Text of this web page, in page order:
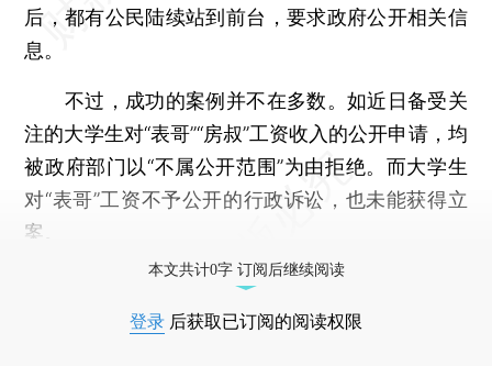
后，都有公民陆续站到前台，要求政府公开相关信
息。
不过，成功的案例并不在多数。如近日备受关
注的大学生对“表哥”“房叔”工资收入的公开申请，均
被政府部门以“不属公开范围”为由拒绝。而大学生
对“表哥”工资不予公开的行政诉讼，也未能获得立
案。
本文共计0字 订阅后继续阅读
登录 后获取已订阅的阅读权限